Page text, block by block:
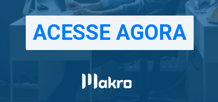
ACESSE AGORA
ACESSE AGORA